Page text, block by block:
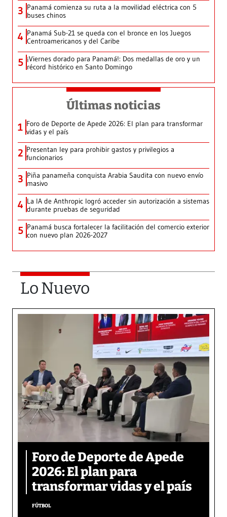
3 Panamá comienza su ruta a la movilidad eléctrica con 5
buses chinos
4 Panamá Sub-21 se queda con el bronce en los Juegos
Centroamericanos y del Caribe
5 ¡Viernes dorado para Panamá!: Dos medallas de oro y un
récord histórico en Santo Domingo
Últimas noticias
1 Foro de Deporte de Apede 2026: El plan para transformar
vidas y el país
2 Presentan ley para prohibir gastos y privilegios a
funcionarios
3 Piña panameña conquista Arabia Saudita con nuevo envío
masivo
4 La IA de Anthropic logró acceder sin autorización a sistemas
durante pruebas de seguridad
5 Panamá busca fortalecer la facilitación del comercio exterior
con nuevo plan 2026-2027
Lo Nuevo
Foro de Deporte de Apede
2026: El plan para
transformar vidas y el país
FÚTBOL